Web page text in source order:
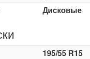
Дисковые
195/55 R15